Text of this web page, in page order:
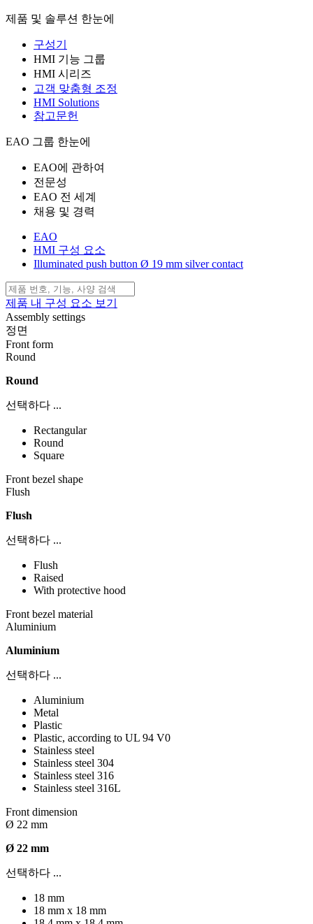
제품 및 솔루션 한눈에
구성기
HMI 기능 그룹
HMI 시리즈
고객 맞춤형 조정
HMI Solutions
참고문헌
EAO 그룹 한눈에
EAO에 관하여
전문성
EAO 전 세계
채용 및 경력
EAO
HMI 구성 요소
Illuminated push button Ø 19 mm silver contact
제품 내 구성 요소 보기
Assembly settings
정면
Front form
Round
Round
선택하다 ...
Rectangular
Round
Square
Front bezel shape
Flush
Flush
선택하다 ...
Flush
Raised
With protective hood
Front bezel material
Aluminium
Aluminium
선택하다 ...
Aluminium
Metal
Plastic
Plastic, according to UL 94 V0
Stainless steel
Stainless steel 304
Stainless steel 316
Stainless steel 316L
Front dimension
Ø 22 mm
Ø 22 mm
선택하다 ...
18 mm
18 mm x 18 mm